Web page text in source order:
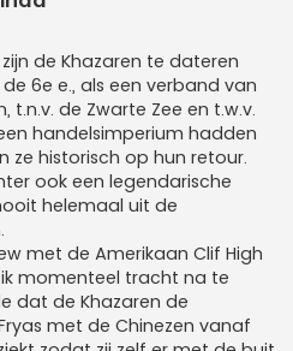
zijn de Khazaren te dateren
6e e., als een verband van
t.n.v. de Zwarte Zee en t.w.v.
handelsimperium hadden
ze historisch op hun retour.
ook een legendarische
helemaal uit de
met de Amerikaan Clif High
momenteel tracht na te
dat de Khazaren de
met de Chinezen vanaf